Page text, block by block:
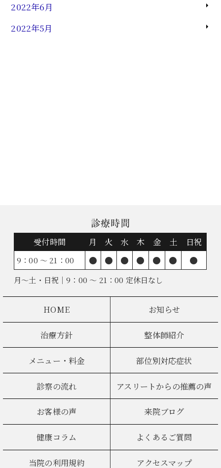
2022年6月
2022年5月
診療時間
受付時間 月 火 水 木 金 土 日祝
9：00 ～ 21：00 ● ● ● ● ● ● ●
月～土・日祝｜9：00 ～ 21：00 定休日なし
HOME お知らせ
治療方針 整体師紹介
メニュー・料金 部位別対応症状
診察の流れ アスリートからの推薦の声
お客様の声 来院ブログ
健康コラム よくあるご質問
当院の利用規約 アクセスマップ